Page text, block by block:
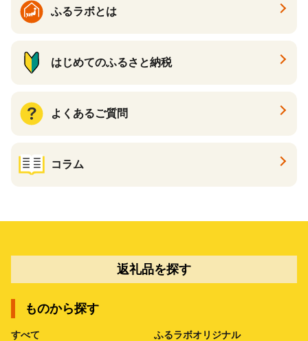
ふるラボとは
はじめてのふるさと納税
よくあるご質問
コラム
返礼品を探す
ものから探す
すべて ふるラボオリジナル